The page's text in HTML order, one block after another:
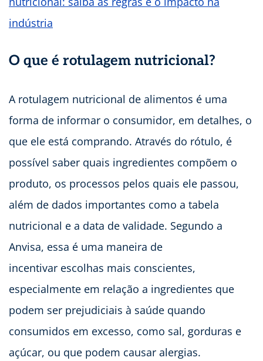
indústria
O que é rotulagem nutricional?
A rotulagem nutricional de alimentos é uma
forma de informar o consumidor, em detalhes, o
que ele está comprando. Através do rótulo, é
possível saber quais ingredientes compõem o
produto, os processos pelos quais ele passou,
além de dados importantes como a tabela
nutricional e a data de validade. Segundo a
Anvisa, essa é uma maneira de
incentivar escolhas mais conscientes,
especialmente em relação a ingredientes que
podem ser prejudiciais à saúde quando
consumidos em excesso, como sal, gorduras e
açúcar, ou que podem causar alergias.